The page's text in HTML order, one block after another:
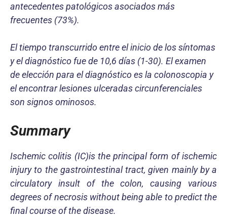
antecedentes patológicos asociados más
frecuentes (73%).
El tiempo transcurrido entre el inicio de los síntomas
y el diagnóstico fue de 10,6 días (1-30). El examen
de elección para el diagnóstico es la colonoscopia y
el encontrar lesiones ulceradas circunferenciales
son signos ominosos.
Summary
Ischemic colitis (IC)is the principal form of ischemic
injury to the gastrointestinal tract, given mainly by a
circulatory insult of the colon, causing various
degrees of necrosis without being able to predict the
final course of the disease.